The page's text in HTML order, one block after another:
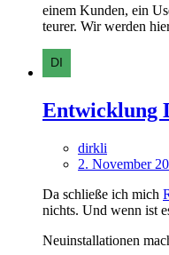
einem Kunden, ein
teurer. Wir werden
Entwicklung
dirkli
2. November
Da schließe ich mich
nichts. Und wenn ist
Neuinstallationen